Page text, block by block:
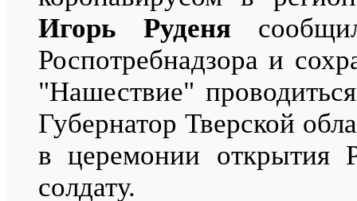
Игорь Руденя
Роспотребнадзора и
"Нашествие"
Губернатор Тверской
в церемонии открытия
солдату.